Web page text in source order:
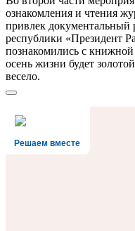
ознакомления и чтения
привлек документальный
республики «Президент
познакомились с
осень жизни будет
весело.
Решаем вместе